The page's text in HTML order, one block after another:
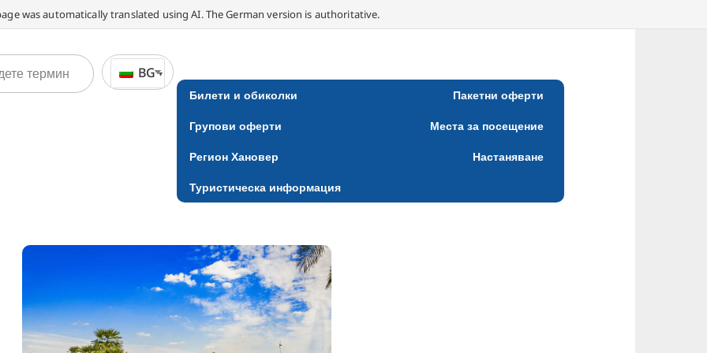
was automatically translated using AI. The German version is authoritative.
BG
Билети и обиколки Пакетни оферти
Групови оферти Места за посещение
Регион Хановер Настаняване
Туристическа информация